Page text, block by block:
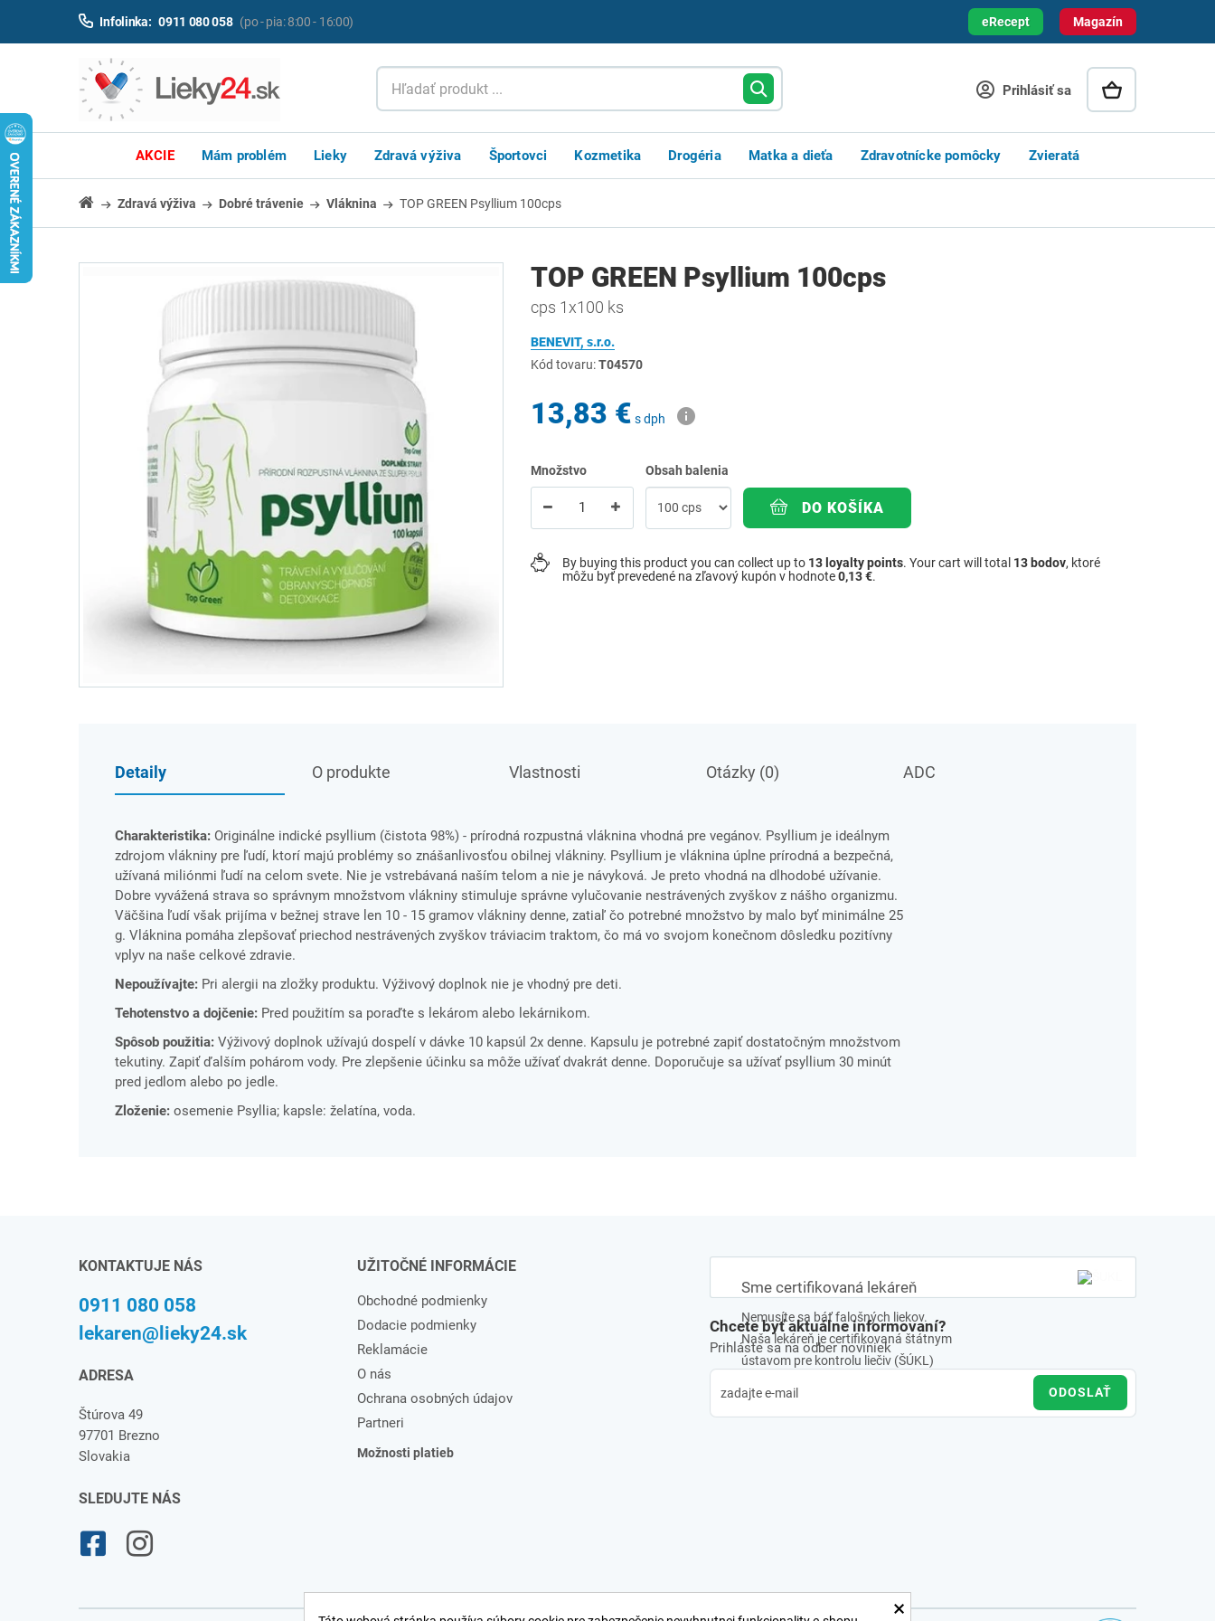
Magazín
Infolinka: 0911 080 058 (po - pia: 8:00 - 16:00) eRecept
Prihlásiť sa
AKCIE Mám problém Lieky Zdravá výživa Športovci Kozmetika Drogéria Matka a dieťa Zdravotnícke pomôcky Zvieratá
Zdravá výživa Dobré trávenie Vláknina TOP GREEN Psyllium 100cps
TOP GREEN Psyllium 100cps
cps 1x100 ks
BENEVIT, s.r.o.
Kód tovaru:T04570
13,83 € s dph
Množstvo Obsah balenia
DO KOŠÍKA
By buying this product you can collect up to 13 loyalty points. Your cart will total 13 bodov, ktoré
môžu byť prevedené na zľavový kupón v hodnote0,13 €.
Detaily O produkte Vlastnosti Otázky (0) ADC
Charakteristika: Originálne indické psyllium (čistota 98%) - prírodná rozpustná vláknina vhodná pre vegánov. Psyllium je ideálnym
zdrojom vlákniny pre ľudí, ktorí majú problémy so znášanlivosťou obilnej vlákniny. Psyllium je vláknina úplne prírodná a bezpečná,
užívaná miliónmi ľudí na celom svete. Nie je vstrebávaná naším telom a nie je návyková. Je preto vhodná na dlhodobé užívanie.
Dobre vyvážená strava so správnym množstvom vlákniny stimuluje správne vylučovanie nestrávených zvyškov z nášho organizmu.
Väčšina ľudí však prijíma v bežnej strave len 10 - 15 gramov vlákniny denne, zatiaľ čo potrebné množstvo by malo byť minimálne 25
g. Vláknina pomáha zlepšovať priechod nestrávených zvyškov tráviacim traktom, čo má vo svojom konečnom dôsledku pozitívny
vplyv na naše celkové zdravie.
Nepoužívajte: Pri alergii na zložky produktu. Výživový doplnok nie je vhodný pre deti.
Tehotenstvo a dojčenie: Pred použitím sa poraďte s lekárom alebo lekárnikom.
Spôsob použitia: Výživový doplnok užívajú dospelí v dávke 10 kapsúl 2x denne. Kapsulu je potrebné zapiť dostatočným množstvom
tekutiny. Zapiť ďalším pohárom vody. Pre zlepšenie účinku sa môže užívať dvakrát denne. Doporučuje sa užívať psyllium 30 minút
pred jedlom alebo po jedle.
Zloženie: osemenie Psyllia; kapsle: želatína, voda.
Sme certifikovaná lekáreň
Nemusíte sa báť falošných liekov.
Naša lekáreň je certifikovaná štátnym
ústavom pre kontrolu liečiv (ŠÚKL)
KONTAKTUJE NÁS
0911 080 058
lekaren@lieky24.sk
ADRESA
Štúrova 49
97701 Brezno
Slovakia
SLEDUJTE NÁS
UŽITOČNÉ INFORMÁCIE
Obchodné podmienky
Dodacie podmienky
Reklamácie
O nás
Ochrana osobných údajov
Partneri
Možnosti platieb
Chcete byť aktuálne informovaní?
Prihláste sa na odber noviniek
ODOSLAŤ
×